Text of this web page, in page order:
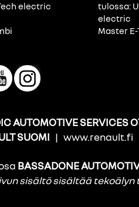
electric
tulossa:
electric
Master
AUTOMOTIVE SERVICES
SUOMI | www.renault.fi
BASSADONE
sisältö sisältää